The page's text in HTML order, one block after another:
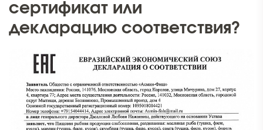
сертификат или
декларацию соответствия?